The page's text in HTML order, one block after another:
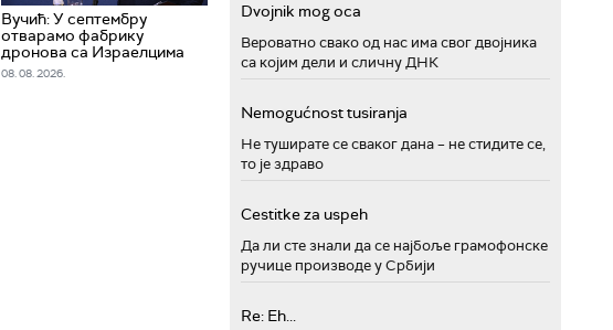
Вучић: У септембру
отварамо фабрику
дронова са Израелцима
08. 08. 2026.
Dvojnik mog oca
Вероватно свако од нас има свог двојника
са којим дели и сличну ДНК
Nemogućnost tusiranja
Не туширате се сваког дана – не стидите се,
то је здраво
Cestitke za uspeh
Да ли сте знали да се најбоље грамофонске
ручице производе у Србији
Re: Eh...